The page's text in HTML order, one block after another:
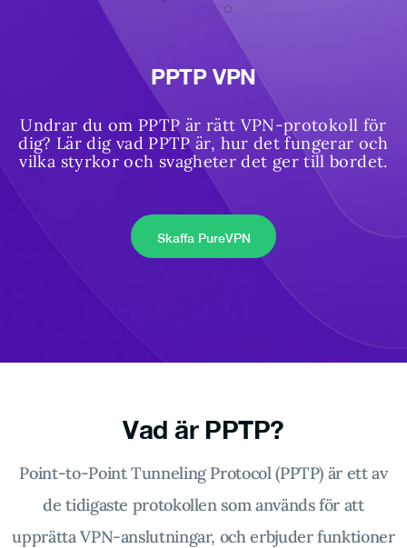
PPTP VPN
Undrar du om PPTP är rätt VPN-protokoll för
dig? Lär dig vad PPTP är, hur det fungerar och
vilka styrkor och svagheter det ger till bordet.
Skaffa PureVPN
Vad är PPTP?
Point-to-Point Tunneling Protocol (PPTP) är ett av
de tidigaste protokollen som används för att
upprätta VPN-anslutningar, och erbjuder funktioner